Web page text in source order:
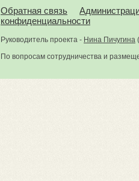
Обратная связь
конфиденциальности
Руководитель проекта - Нина Пичугина (
По вопросам сотрудничества и